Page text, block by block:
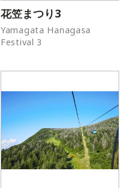
花笠まつり3
Yamagata Hanagasa
Festival 3